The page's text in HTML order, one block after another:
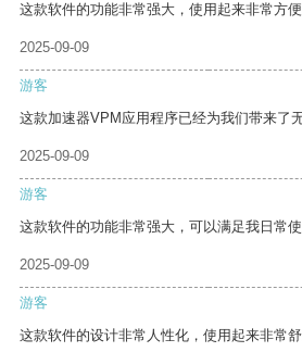
这款软件的功能非常强大，使用起来非常方便
2025-09-09
游客
这款加速器VPM应用程序已经为我们带来了
2025-09-09
游客
这款软件的功能非常强大，可以满足我日常使
2025-09-09
游客
这款软件的设计非常人性化，使用起来非常舒